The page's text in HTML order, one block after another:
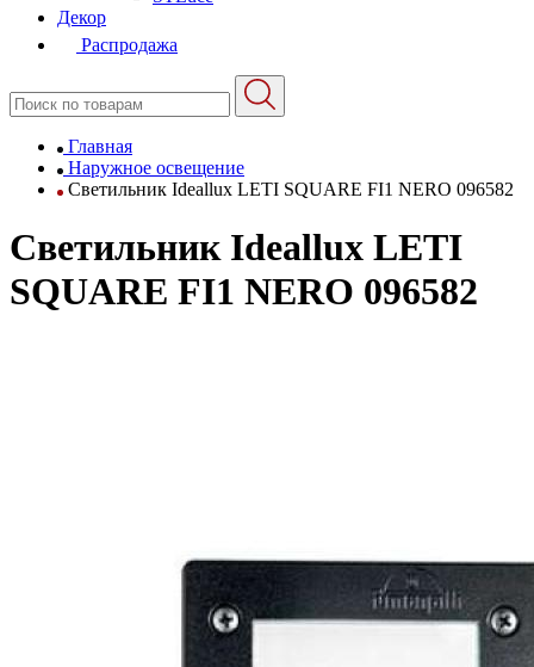
Декор
Распродажа
Главная
Наружное освещение
Светильник Ideallux LETI SQUARE FI1 NERO 096582
Светильник Ideallux LETI
SQUARE FI1 NERO 096582